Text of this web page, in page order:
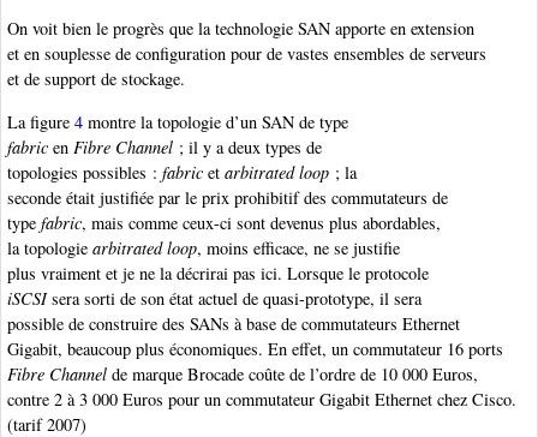
On voit bien le progrès que la technologie SAN apporte en extension
et en souplesse de configuration pour de vastes ensembles de serveurs
et de support de stockage.
La figure 4 montre la topologie d’un SAN de type
fabric en Fibre Channel ; il y a deux types de
topologies possibles : fabric et arbitrated loop ; la
seconde était justifiée par le prix prohibitif des commutateurs de
type fabric, mais comme ceux-ci sont devenus plus abordables,
la topologie arbitrated loop, moins efficace, ne se justifie
plus vraiment et je ne la décrirai pas ici. Lorsque le protocole
iSCSIsera sorti de son état actuel de quasi-prototype, il sera
possible de construire des SANs à base de commutateurs Ethernet
Gigabit, beaucoup plus économiques. En effet, un commutateur 16 ports
Fibre Channel de marque Brocade coûte de l’ordre de 10 000 Euros,
contre 2 à 3 000 Euros pour un commutateur Gigabit Ethernet chez Cisco.
(tarif 2007)